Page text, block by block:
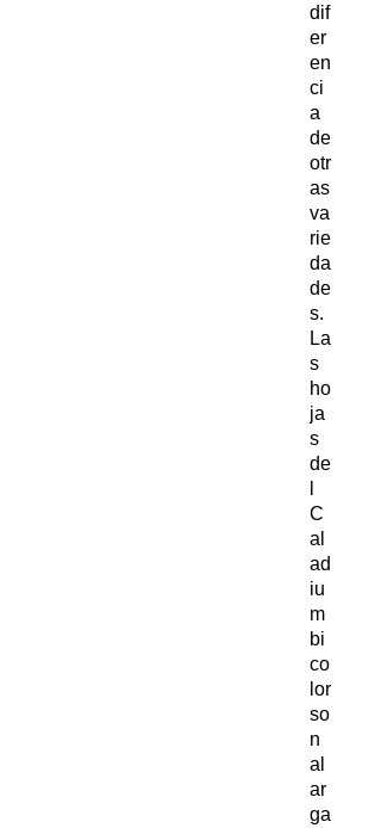
dif
er
en
ci
a
de
otr
as
va
rie
da
de
s.
La
s
ho
ja
s
de
C
al
ad
iu
m
bi
co
lor
so
n
al
ar
ga